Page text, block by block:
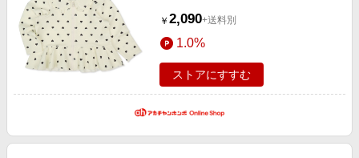
着・スイムグッズ・プール・浮輪
ベビー水着（女の子）
￥ 2,090+送料別
1.0%
ストアにすすむ